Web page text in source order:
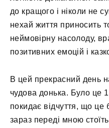
до кращого і ніколи не
нехай життя приносить
неймовірну насолоду,
позитивних емоцій і
В цей прекрасний день
чудова донька. Було це
покидає відчуття, що це
зараз переді мною